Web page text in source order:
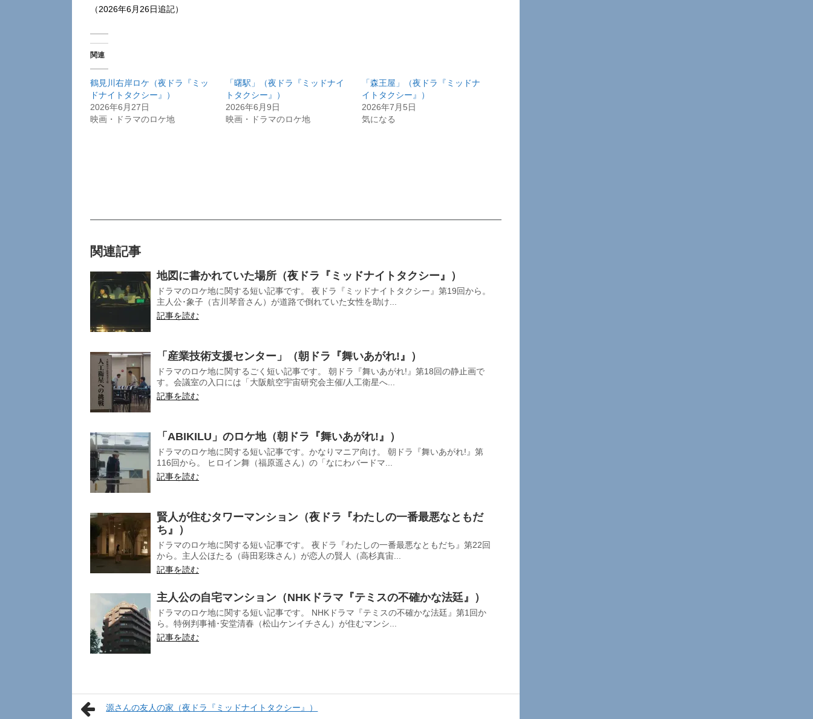
（2026年6月26日追記）
関連
鶴見川右岸ロケ（夜ドラ『ミッ
ドナイトタクシー』）
2026年6月27日
映画・ドラマのロケ地
「曙駅」（夜ドラ『ミッドナイ
トタクシー』）
2026年6月9日
映画・ドラマのロケ地
「森王屋」（夜ドラ『ミッドナ
イトタクシー』）
2026年7月5日
気になる
関連記事
地図に書かれていた場所（夜ドラ『ミッドナイトタクシー』）
ドラマのロケ地に関する短い記事です。 夜ドラ『ミッドナイトタクシー』第19回から。
主人公･象子（古川琴音さん）が道路で倒れていた女性を助け...
記事を読む
「産業技術支援センター」（朝ドラ『舞いあがれ!』）
ドラマのロケ地に関するごく短い記事です。 朝ドラ『舞いあがれ!』第18回の静止画で
す。会議室の入口には「大阪航空宇宙研究会主催/人工衛星へ...
記事を読む
「ABIKILU」のロケ地（朝ドラ『舞いあがれ!』）
ドラマのロケ地に関する短い記事です。かなりマニア向け。 朝ドラ『舞いあがれ!』第
116回から。 ヒロイン舞（福原遥さん）の「なにわバードマ...
記事を読む
賢人が住むタワーマンション（夜ドラ『わたしの一番最悪なともだ
ち』）
ドラマのロケ地に関する短い記事です。 夜ドラ『わたしの一番最悪なともだち』第22回
から。主人公ほたる（蒔田彩珠さん）が恋人の賢人（高杉真宙...
記事を読む
主人公の自宅マンション（NHKドラマ『テミスの不確かな法廷』）
ドラマのロケ地に関する短い記事です。 NHKドラマ『テミスの不確かな法廷』第1回か
ら。特例判事補･安堂清春（松山ケンイチさん）が住むマンシ...
記事を読む
源さんの友人の家（夜ドラ『ミッドナイトタクシー』）